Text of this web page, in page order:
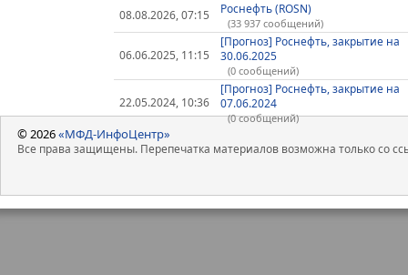
08.08.2026, 07:15
Роснефть (ROSN)
(33 937 сообщений)
06.06.2025, 11:15
[Прогноз] Роснефть, закрытие на
30.06.2025
(0 сообщений)
22.05.2024, 10:36
[Прогноз] Роснефть, закрытие на
07.06.2024
(0 сообщений)
© 2026«МФД-ИнфоЦентр»
Все права защищены. Перепечатка материалов возможна только со